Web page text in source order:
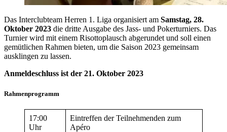
Das Interclubteam Herren 1. Liga organisiert am Samstag, 28.
Oktober 2023 die dritte Ausgabe des Jass- und Pokerturniers. Das
Turnier wird mit einem Risottoplausch abgerundet und soll einen
gemütlichen Rahmen bieten, um die Saison 2023 gemeinsam
ausklingen zu lassen.
Anmeldeschluss ist der 21. Oktober 2023
Rahmenprogramm
17:00
Uhr
Eintreffen der Teilnehmenden zum
Apéro